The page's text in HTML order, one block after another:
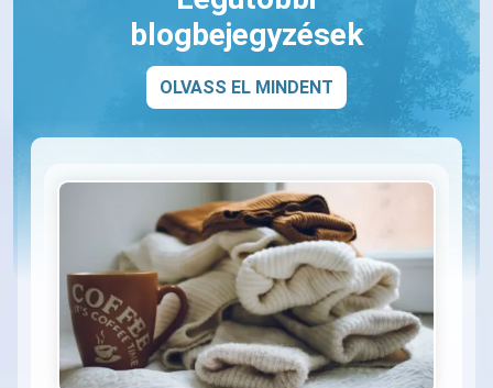
blogbejegyzések
OLVASS EL MINDENT